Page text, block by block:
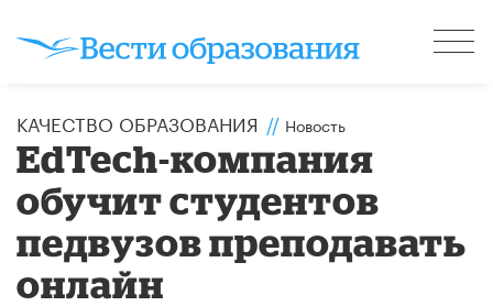
КАЧЕСТВО ОБРАЗОВАНИЯ // Новость
EdTech-компания
обучит студентов
педвузов преподавать
онлайн